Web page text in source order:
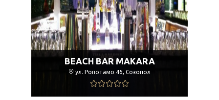
BEACH BAR MAKARA
ул. Ропотамо 46, Созопол